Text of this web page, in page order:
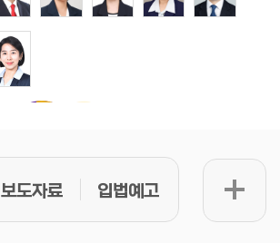
보도자료 입법예고